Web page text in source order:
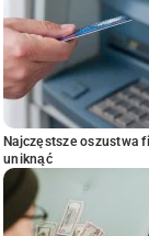
Najczęstsze oszustwa
uniknąć